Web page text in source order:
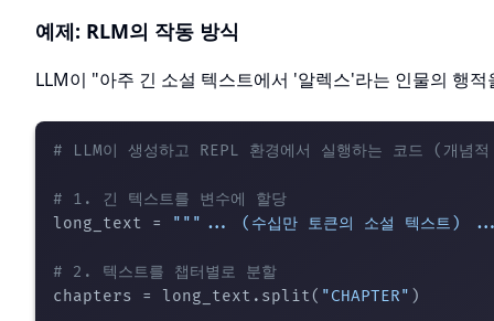
예제: RLM의 작동 방식
LLM이 "아주 긴 소설 텍스트에서 '알렉스'라는 인물의 행
# LLM이 생성하고 REPL 환경에서 실행하는 코드 (개념
# 1. 긴 텍스트를 변수에 할당
long_text =
"""... (수십만 토큰의 소설 텍스트)
# 2. 텍스트를 챕터별로 분할
chapters = long_text.split( "CHAPTER" )